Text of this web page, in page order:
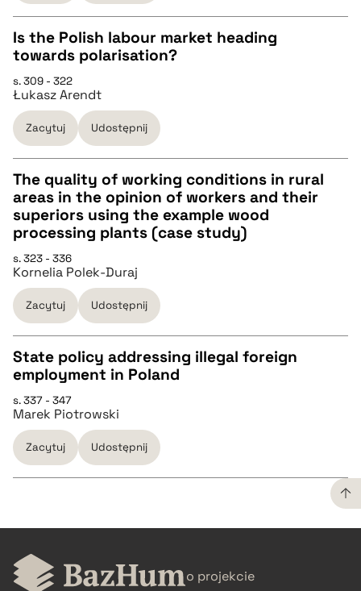
pobierz cytat
CZYSTY TEKST
pobierz cytat
BIBTEX
pobierz cytat
Is the Polish labour market heading
towards polarisation?
s. 309 - 322
Łukasz Arendt
Zacytuj Udostępnij
CZYSTY TEKST
pobierz cytat
BIBTEX
pobierz cytat
The quality of working conditions in rural
areas in the opinion of workers and their
superiors using the example wood
processing plants (case study)
s. 323 - 336
Kornelia Polek-Duraj
Zacytuj Udostępnij
CZYSTY TEKST
pobierz cytat
BIBTEX
pobierz cytat
State policy addressing illegal foreign
employment in Poland
s. 337 - 347
Marek Piotrowski
Zacytuj Udostępnij
CZYSTY TEKST
pobierz cytat o projekcie